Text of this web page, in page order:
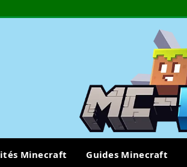
Minecraft Guides Minecraft